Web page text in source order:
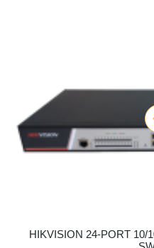
HIKVISION 24-PORT 10/